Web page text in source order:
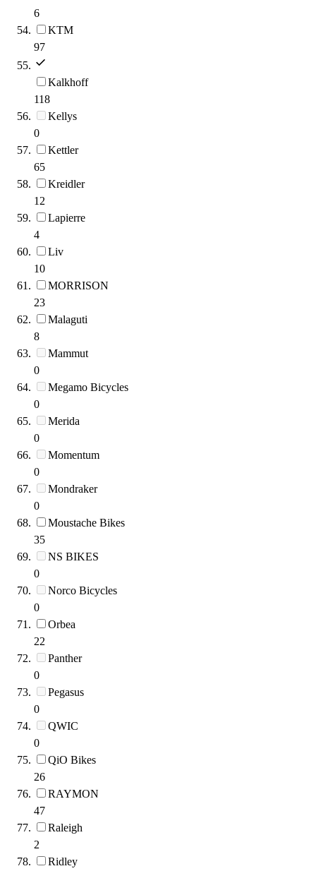
6
KTM
97
Kalkhoff
118
Kellys
0
Kettler
65
Kreidler
12
Lapierre
4
Liv
10
MORRISON
23
Malaguti
8
Mammut
0
Megamo Bicycles
0
Merida
0
Momentum
0
Mondraker
0
Moustache Bikes
35
NS BIKES
0
Norco Bicycles
0
Orbea
22
Panther
0
Pegasus
0
QWIC
0
QiO Bikes
26
RAYMON
47
Raleigh
2
Ridley